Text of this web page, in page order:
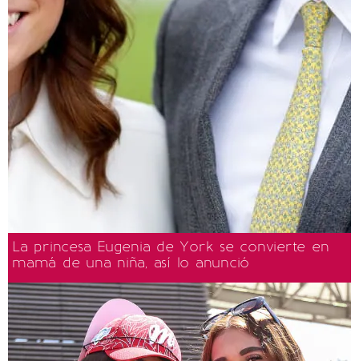
La princesa Eugenia de York se convierte en
mamá de una niña, así lo anunció